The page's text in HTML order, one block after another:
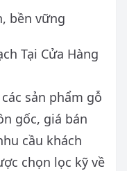
bền vững
Tại Cửa Hàng
sản phẩm gỗ
gốc, giá bán
cầu khách
chọn lọc kỹ về